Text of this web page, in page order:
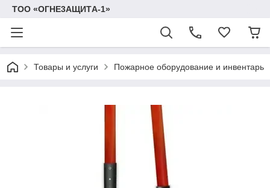
TOO «OГHE3AЩИTА-1»
Товары и услуги Пожарное оборудование и инвентарь